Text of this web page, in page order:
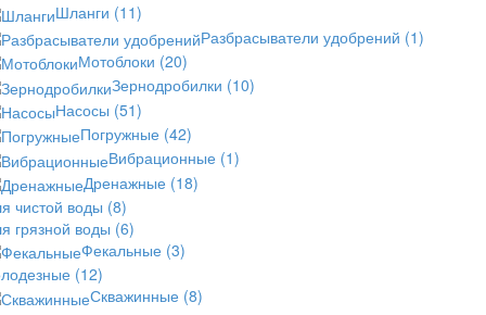
Шланги (11)
Разбрасыватели удобрений (1)
Мотоблоки (20)
Зернодробилки (10)
Насосы (51)
Погружные (42)
Вибрационные (1)
Дренажные (18)
чистой воды (8)
грязной воды (6)
Фекальные (3)
(12)
Скважинные (8)